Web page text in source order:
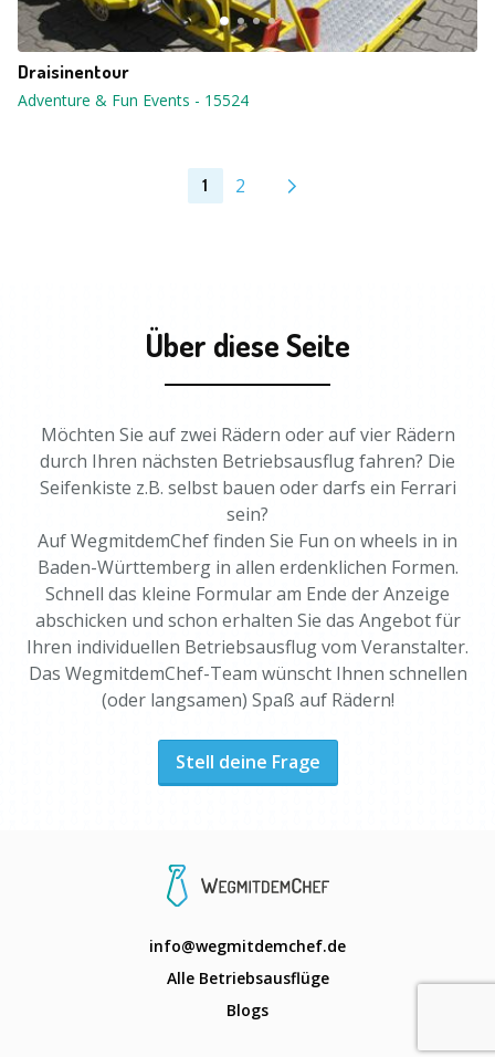
Draisinentour
Adventure & Fun Events - 15524
1 2
Über diese Seite
Möchten Sie auf zwei Rädern oder auf vier Rädern
durch Ihren nächsten Betriebsausflug fahren? Die
Seifenkiste z.B. selbst bauen oder darfs ein Ferrari
sein?
Auf WegmitdemChef finden Sie Fun on wheels in in
Baden-Württemberg in allen erdenklichen Formen.
Schnell das kleine Formular am Ende der Anzeige
abschicken und schon erhalten Sie das Angebot für
Ihren individuellen Betriebsausflug vom Veranstalter.
Das WegmitdemChef-Team wünscht Ihnen schnellen
(oder langsamen) Spaß auf Rädern!
Stell deine Frage
info@wegmitdemchef.de
Alle Betriebsausflüge
Blogs